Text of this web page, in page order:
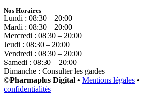
Nos Horaires
Lundi : 08:30 – 20:00
Mardi : 08:30 – 20:00
Mercredi : 08:30 – 20:00
Jeudi : 08:30 – 20:00
Vendredi : 08:30 – 20:00
Samedi : 08:30 – 20:00
Dimanche : Consulter les gardes
©Pharmaplus Digital • Mentions légales •
confidentialités